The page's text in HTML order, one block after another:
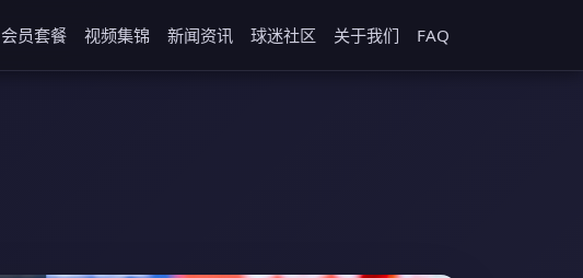
会员套餐 视频集锦 新闻资讯 球迷社区 关于我们 FAQ